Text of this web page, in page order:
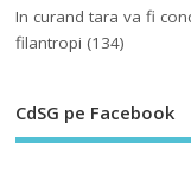
In curand tara va fi
filantropi (134)
CdSG pe Facebook